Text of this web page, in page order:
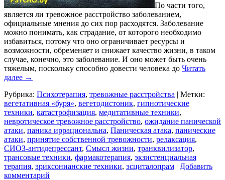
По части того,
является ли тревожное расстройство заболеванием,
официальные мнения до сих пор расходятся. Заболевание
можно понимать, как страдание, от которого необходимо
избавиться, потому что оно ограничивает ресурсы и
возможности, обременяет и снижает качество жизни, в таком
случае, конечно, это заболевание. И оно может быть очень
тяжелым, поскольку способно довести человека до Читать
далее →
Рубрика: Психотерапия, тревожные расстройства | Метки:
вегетативная «буря», вегетодистоник, гипнотические
техники, катастрофизация, медитативные техники,
невротическое тревожное расстройство, ожидание панической
атаки, паника иррациональна, Паническая атака, панические
атаки, принятие собственной тревожности, релаксация,
СИОЗ-антидепрессант, Смысл жизни, транквилизатор,
трансовые техники, фармакотерапия, экзистенциальная
терапия, эриксонианские техники, эсциталопрам | Добавить
комментарий